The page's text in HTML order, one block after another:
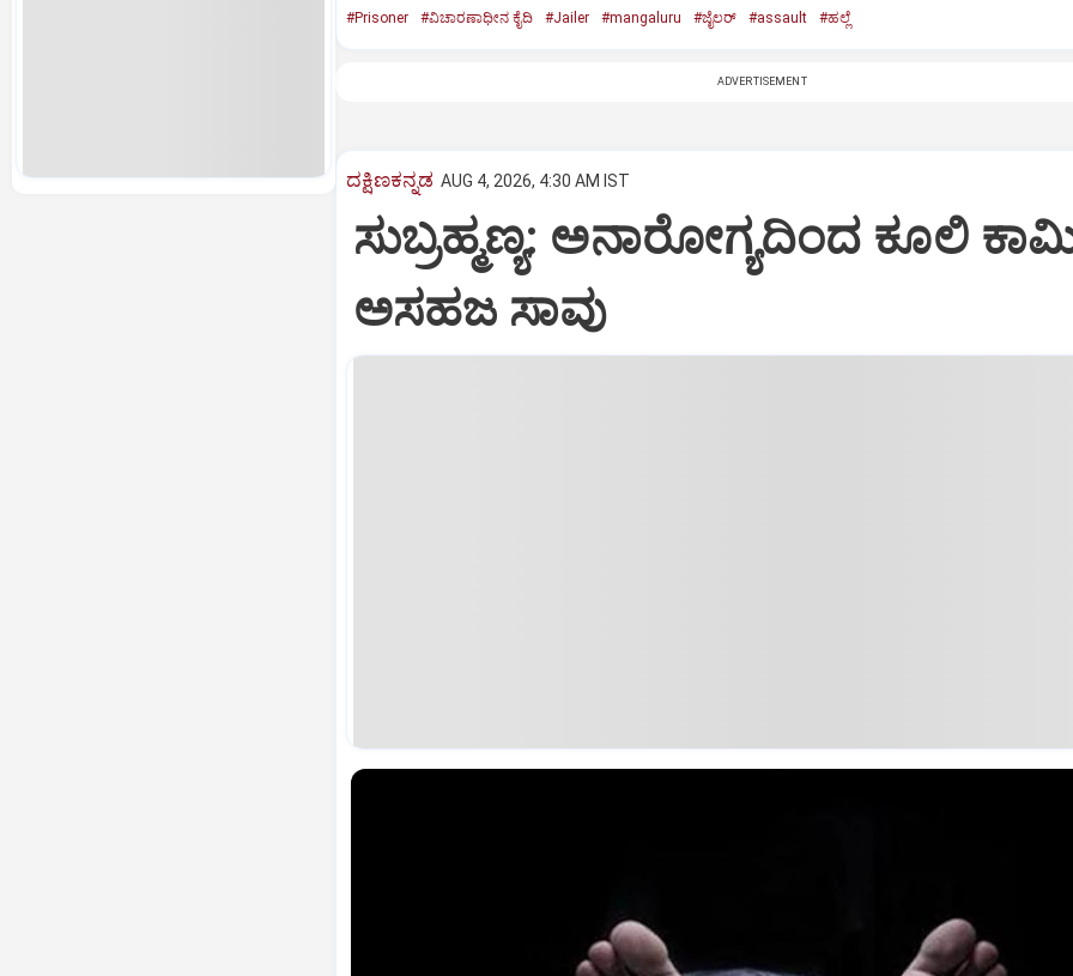
#Prisoner #ವಿಚಾರಣಾಧೀನ ಕೈದಿ #Jailer #mangaluru #ಜೈಲರ್‌ #assault #ಹಲ್ಲೆ
ADVERTISEMENT
ದಕ್ಷಿಣಕನ್ನಡ AUG 4, 2026, 4:30 AM IST
ಸುಬ್ರಹ್ಮಣ್ಯ: ಅನಾರೋಗ್ಯದಿಂದ ಕೂಲಿ
ಅಸಹಜ ಸಾವು